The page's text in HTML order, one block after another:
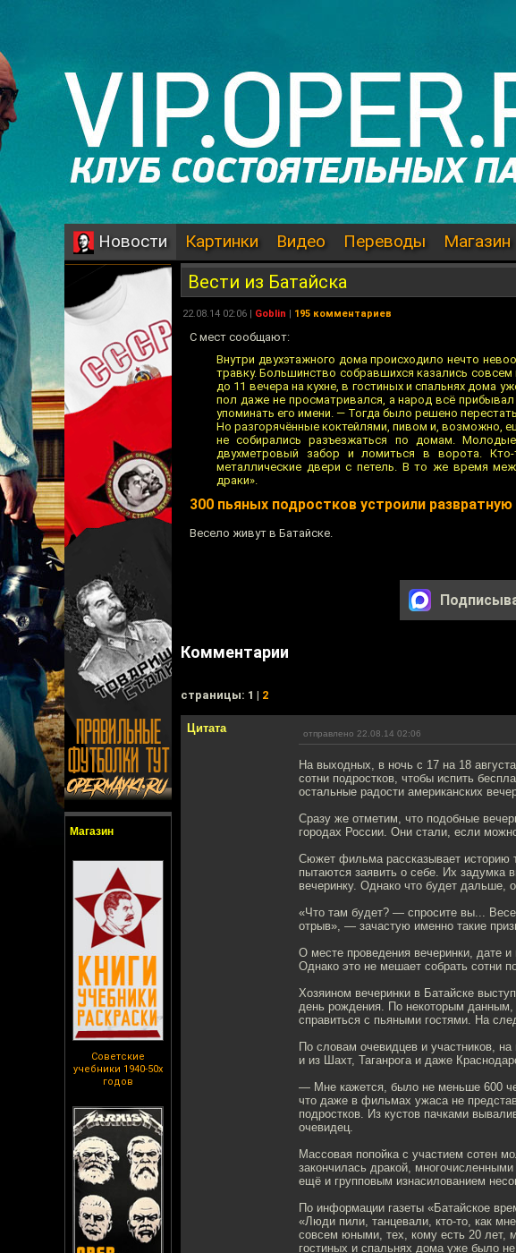
Новости Картинки Видео Переводы Магазин
Магазин
Советские
учебники 1940-50х
годов
Вести из Батайска
22.08.14 02:06 | Goblin | 195 комментариев
С мест сообщают:
Внутри двухэтажного дома происходило нечто
травку. Большинство собравшихся казались
до 11 вечера на кухне, в гостиных и спальнях дома
пол даже не просматривался, а народ всё
упоминать его имени. — Тогда было решено
Но разгорячённые коктейлями, пивом и, возможно,
не собирались разъезжаться по домам.
двухметровый забор и ломиться в ворота.
металлические двери с петель. В то же время
драки».
300 пьяных подростков устроили развратную
Весело живут в Батайске.
Комментарии
cтраницы: 1 | 2
Цитата отправлено 22.08.14 02:06
На выходных, в ночь с 17 на 18
сотни подростков, чтобы испить
остальные радости американских
Сразу же отметим, что подобные
городах России. Они стали, если
Сюжет фильма рассказывает историю
пытаются заявить о себе. Их задумка
вечеринку. Однако что будет дальше,
«Что там будет? — спросите вы...
отрыв», — зачастую именно такие
О месте проведения вечеринки, дате
Однако это не мешает собрать сотни
Хозяином вечеринки в Батайске
день рождения. По некоторым
справиться с пьяными гостями. На
По словам очевидцев и участников,
и из Шахт, Таганрога и даже
— Мне кажется, было не меньше 600
что даже в фильмах ужаса не
подростков. Из кустов пачками
очевидец.
Массовая попойка с участием сотен
закончилась дракой,
ещё и групповым изнасилованием
По информации газеты «Батайское
«Люди пили, танцевали, кто-то, как
совсем юными, тех, кому есть 20 лет,
гостиных и спальнях дома уже было